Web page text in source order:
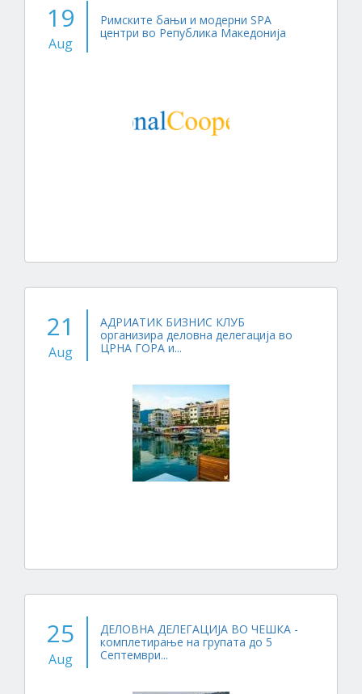
19
Aug
Римските бањи и модерни SPA
центри во Република Македонија
21
Aug
АДРИАТИК БИЗНИС КЛУБ
организира деловна делегација во
ЦРНА ГОРА и...
25
Aug
ДЕЛОВНА ДЕЛЕГАЦИЈА ВО ЧЕШКА -
комплетирање на групата до 5
Септември...